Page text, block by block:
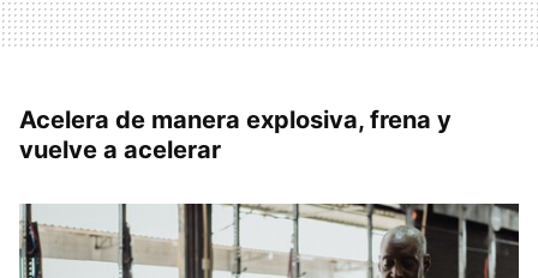
Acelera de manera explosiva, frena y
vuelve a acelerar